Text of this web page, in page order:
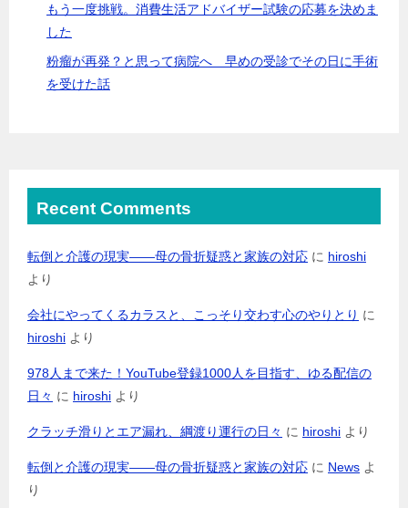
もう一度挑戦。消費生活アドバイザー試験の応募を決めま
した
粉瘤が再発？と思って病院へ 早めの受診でその日に手術
を受けた話
Recent Comments
転倒と介護の現実――母の骨折疑惑と家族の対応 に hiroshi
より
会社にやってくるカラスと、こっそり交わす心のやりとり に
hiroshi より
978人まで来た！YouTube登録1000人を目指す、ゆる配信の
日々 に hiroshi より
クラッチ滑りとエア漏れ、綱渡り運行の日々 に hiroshi より
転倒と介護の現実――母の骨折疑惑と家族の対応 に News よ
り